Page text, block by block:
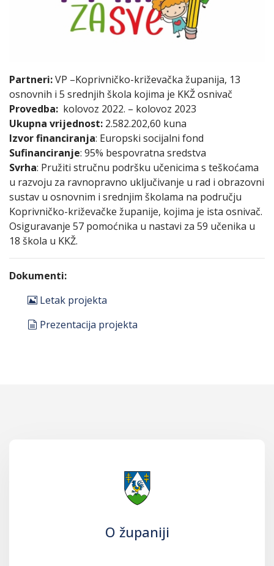
Partneri:VP –Koprivničko-križevačka županija, 13
osnovnih i 5 srednjih škola kojima je KKŽ osnivač
Provedba: kolovoz 2022. – kolovoz 2023
Ukupna vrijednost: 2.582.202,60 kuna
Izvor financiranja: Europski socijalni fond
Sufinanciranje: 95% bespovratna sredstva
Svrha: Pružiti stručnu podršku učenicima s teškoćama
u razvoju za ravnopravno uključivanje u rad i obrazovni
sustav u osnovnim i srednjim školama na području
Koprivničko-križevačke županije, kojima je ista osnivač.
Osiguravanje 57 pomoćnika u nastavi za 59 učenika u
18 škola u KKŽ.
Dokumenti:
image
Letak projekta
document
Prezentacija projekta
O županiji